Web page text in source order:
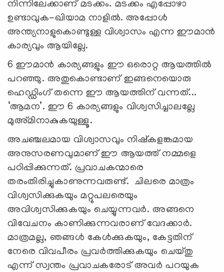
നിന്നിലേക്കാണ് മടക്കം. മടക്കം എപ്പോഴാ
ഉണ്ടാവുക-ഖിയാമ നാളില്‍. അപ്പോള്‍
അന്ത്യനാളുകൊണ്ടുള്ള വിശ്വാസം എന്ന ഈമാന്‍
കാര്യവും ആയില്ലേ.
6 ഈമാന്‍ കാര്യങ്ങളും ഈ ഒരൊറ്റ ആയത്തില്‍
പറഞ്ഞു. അതുകൊണ്ടാണ് ഇങ്ങനെയൊരു
ഹെഡ്ഡിംഗ് തന്നെ ഈ ആയത്തിന് വന്നത്...
‘ആമന’. ഈ 6 കാര്യങ്ങളും വിശ്വസിച്ചാലല്ലേ
മുഅ്മിനാകുകയുള്ളൂ.
അചഞ്ചലമായ വിശ്വാസവും നിഷ്‌കളങ്കമായ
അനുസരണവുമാണ് ഈ ആയത്ത് നമ്മളെ
പഠിപ്പിക്കുന്നത്. പ്രവാചകന്മാരെ
തരംതിരിച്ചുകാണുന്നവരുണ്ട്. ചിലരെ മാത്രം
വിശ്വസിക്കുകയും മറ്റുപലരെയും
അവിശ്വസിക്കുകയും ചെയ്യുന്നവര്‍. അങ്ങനെ
വിവേചനം കാണിക്കുന്നവരാണ് വേദക്കാര്‍.
മാത്രമല്ല, ഞങ്ങള്‍ കേള്‍ക്കുകയും, കേട്ടതിന്
നേരെ വിവപീരം പ്രവര്‍ത്തിക്കുകയും ചെയ്തു
എന്ന് സ്വന്തം പ്രവാചകരോട് അവര്‍ പറയുക